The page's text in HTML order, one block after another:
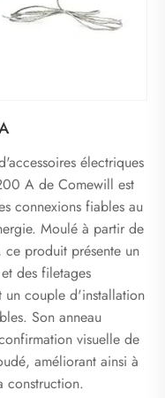
électriques
A de Comewill est
connexions fiables au
Moulé à partir de
produit présente un
des filetages
un couple d'installation
Son anneau
visuelle de
améliorant ainsi à
construction.